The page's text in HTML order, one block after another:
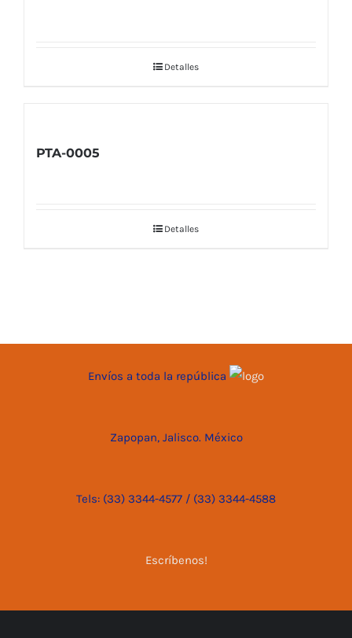
Detalles
PTA-0005
Detalles
Envíos a toda la república
Zapopan, Jalisco. México
Tels: (33) 3344-4577 / (33) 3344-4588
Escríbenos!